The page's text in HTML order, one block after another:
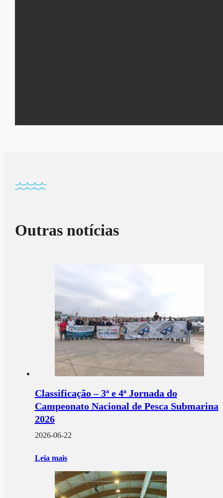
Outras notícias
Classificação – 3ª e 4ª Jornada do
Campeonato Nacional de Pesca Submarina
2026
2026-06-22
Leia mais